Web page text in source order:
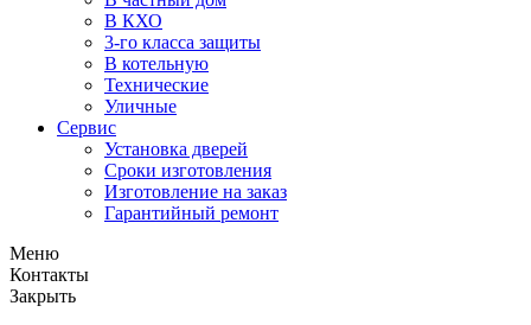
В КХО
3-го класса защиты
В котельную
Технические
Уличные
Сервис
Установка дверей
Сроки изготовления
Изготовление на заказ
Гарантийный ремонт
Меню
Контакты
Закрыть